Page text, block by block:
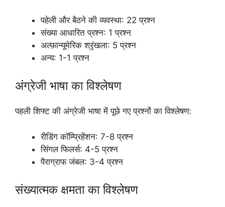
पहेली और बैठने की व्यवस्था: 22 प्रश्न
संख्या आधारित प्रश्न: 1 प्रश्न
अल्फ़ान्यूमेरिक श्रृंखला: 5 प्रश्न
अन्य: 1-1 प्रश्न
अंग्रेजी भाषा का विश्लेषण
पहली शिफ्ट की अंग्रेजी भाषा में पूछे गए प्रश्नों का विश्लेषण:
रीडिंग कॉम्प्रिहेंशन: 7-8 प्रश्न
सिंगल फिलर्स: 4-5 प्रश्न
पैराग्राफ जंबल: 3-4 प्रश्न
संख्यात्मक क्षमता का विश्लेषण